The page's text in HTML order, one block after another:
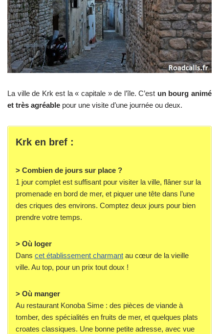
La ville de Krk est la « capitale » de l’île. C’est un bourg animé
et très agréable pour une visite d’une journée ou deux.
Krk en bref :
> Combien de jours sur place ?
1 jour complet est suffisant pour visiter la ville, flâner sur la
promenade en bord de mer, et piquer une tête dans l’une
des criques des environs. Comptez deux jours pour bien
prendre votre temps.
> Où loger
Dans cet établissement charmant au cœur de la vieille
ville. Au top, pour un prix tout doux !
> Où manger
Au restaurant Konoba Sime : des pièces de viande à
tomber, des spécialités en fruits de mer, et quelques plats
croates classiques. Une bonne petite adresse, avec vue